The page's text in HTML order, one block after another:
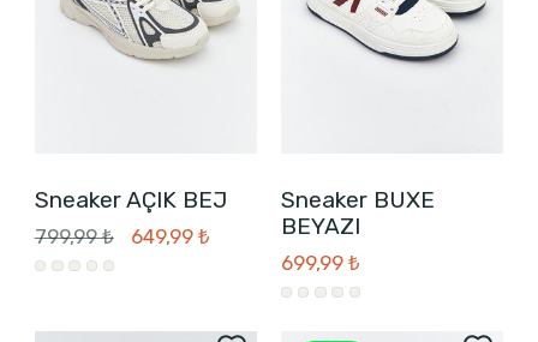
Sneaker AÇIK BEJ
799,99 ₺ 649,99 ₺
Sneaker BUXE
BEYAZI
699,99 ₺